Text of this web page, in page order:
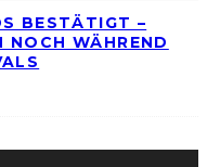
BESTÄTIGT –
NOCH WÄHREND